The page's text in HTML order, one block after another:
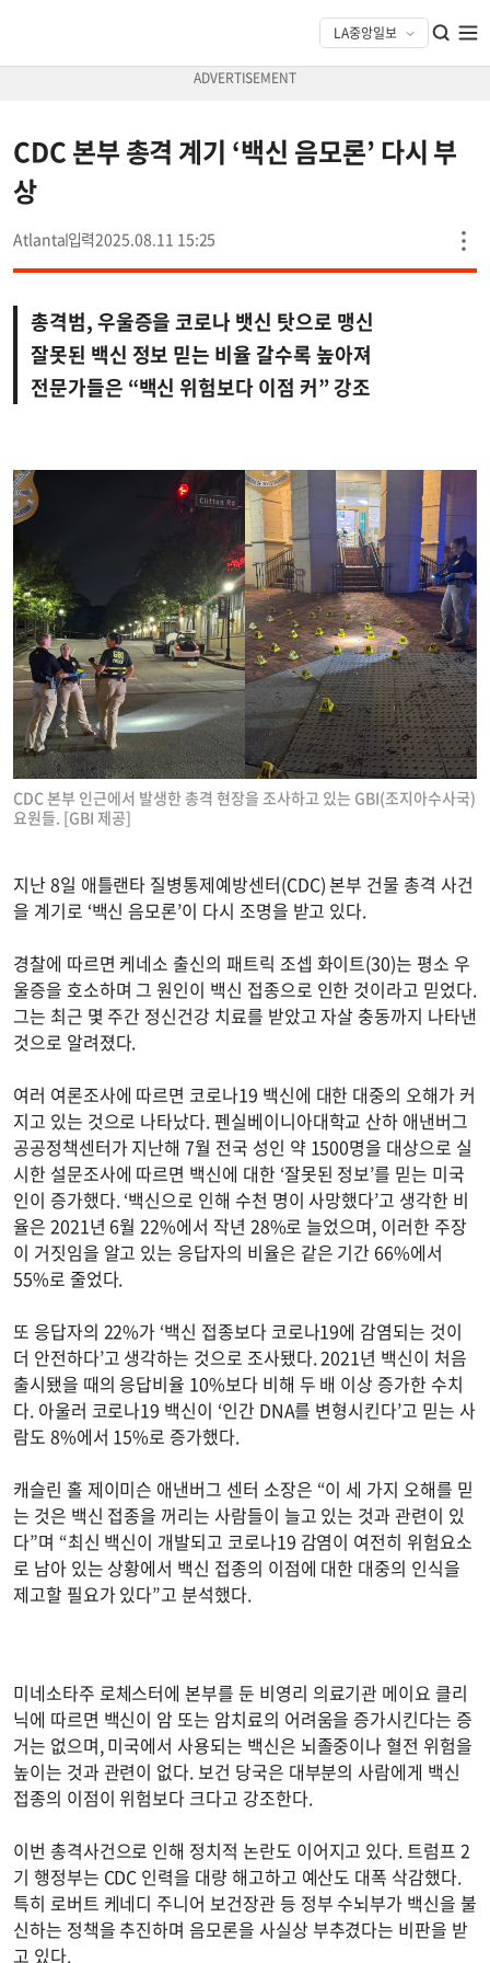
CDC 본부 총격 계기 ‘백신 음모론’ 다시 부
상
Atlanta 2025.08.11 15:25
총격범, 우울증을 코로나 뱃신 탓으로 맹신
잘못된 백신 정보 믿는 비율 갈수록 높아져
전문가들은 “백신 위험보다 이점 커” 강조
CDC 본부 인근에서 발생한 총격 현장을 조사하고 있는 GBI(조지아수사국)
요원들. [GBI 제공]
지난 8일 애틀랜타 질병통제예방센터(CDC) 본부 건물 총격 사건
을 계기로 ‘백신 음모론’이 다시 조명을 받고 있다.
경찰에 따르면 케네소 출신의 패트릭 조셉 화이트(30)는 평소 우
울증을 호소하며 그 원인이 백신 접종으로 인한 것이라고 믿었다.
그는 최근 몇 주간 정신건강 치료를 받았고 자살 충동까지 나타낸
것으로 알려졌다.
여러 여론조사에 따르면 코로나19 백신에 대한 대중의 오해가 커
지고 있는 것으로 나타났다. 펜실베이니아대학교 산하 애낸버그
공공정책센터가 지난해 7월 전국 성인 약 1500명을 대상으로 실
시한 설문조사에 따르면 백신에 대한 ‘잘못된 정보’를 믿는 미국
인이 증가했다. ‘백신으로 인해 수천 명이 사망했다’고 생각한 비
율은 2021년 6월 22%에서 작년 28%로 늘었으며, 이러한 주장
이 거짓임을 알고 있는 응답자의 비율은 같은 기간 66%에서
55%로 줄었다.
또 응답자의 22%가 ‘백신 접종보다 코로나19에 감염되는 것이
더 안전하다’고 생각하는 것으로 조사됐다. 2021년 백신이 처음
출시됐을 때의 응답비율 10%보다 비해 두 배 이상 증가한 수치
다. 아울러 코로나19 백신이 ‘인간 DNA를 변형시킨다’고 믿는 사
람도 8%에서 15%로 증가했다.
캐슬린 홀 제이미슨 애낸버그 센터 소장은 “이 세 가지 오해를 믿
는 것은 백신 접종을 꺼리는 사람들이 늘고 있는 것과 관련이 있
다”며 “최신 백신이 개발되고 코로나19 감염이 여전히 위험요소
로 남아 있는 상황에서 백신 접종의 이점에 대한 대중의 인식을
제고할 필요가 있다”고 분석했다.
미네소타주 로체스터에 본부를 둔 비영리 의료기관 메이요 클리
닉에 따르면 백신이 암 또는 암치료의 어려움을 증가시킨다는 증
거는 없으며, 미국에서 사용되는 백신은 뇌졸중이나 혈전 위험을
높이는 것과 관련이 없다. 보건 당국은 대부분의 사람에게 백신
접종의 이점이 위험보다 크다고 강조한다.
이번 총격사건으로 인해 정치적 논란도 이어지고 있다. 트럼프 2
기 행정부는 CDC 인력을 대량 해고하고 예산도 대폭 삭감했다.
특히 로버트 케네디 주니어 보건장관 등 정부 수뇌부가 백신을 불
신하는 정책을 추진하며 음모론을 사실상 부추겼다는 비판을 받
고 있다.